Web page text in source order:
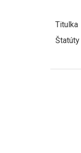
Titulka